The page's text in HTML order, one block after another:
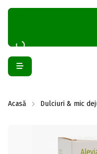
Acasă Dulciuri & mic